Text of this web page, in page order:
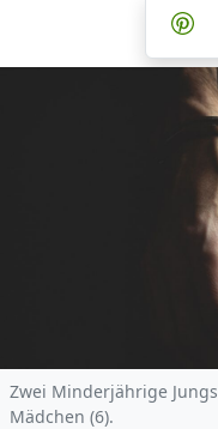
Zwei Minderjährige
Mädchen (6).